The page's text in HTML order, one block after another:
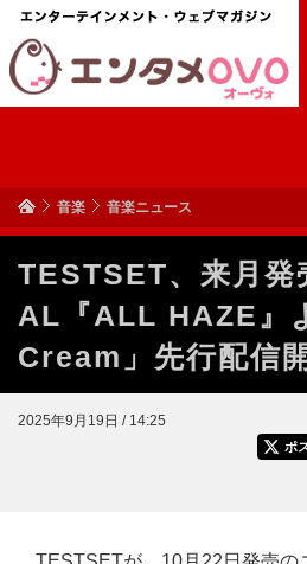
音楽 音楽ニュース
TESTSET、来月発
AL『ALL HAZE』
Cream」先行配信
2025年9月19日 / 14:25
ポ